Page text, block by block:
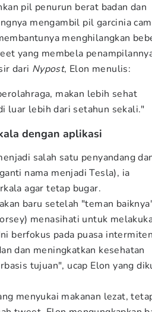
pil penurun berat badan dan
mengambil pil garcinia
menghilangkan
yang membela
dari Nypost, Elon menulis:
makan lebih sehat
luar lebih dari setahun sekali."
dengan aplikasi
salah satu penyandang
nama menjadi Tesla), ia
agar tetap bugar.
baru setelah "teman
menasihati untuk
berfokus pada puasa intermiten
dan meningkatkan kesehatan
tujuan", ucap Elon yang
menyukai makanan lezat,